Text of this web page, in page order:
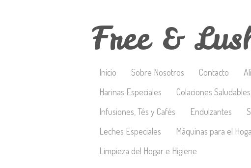
Free &
Inicio Sobre Nosotros Contacto
Harinas Especiales
Colaciones Saludables
Infusiones, Tés y Cafés
Endulzantes
Leches Especiales
Máquinas para el
Limpieza del Hogar e Higiene